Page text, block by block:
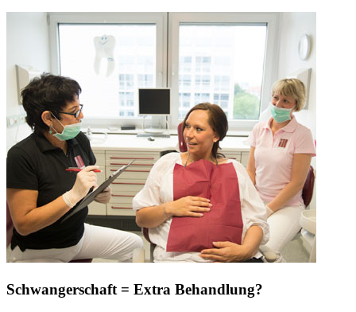
Schwangerschaft = Extra Behandlung?